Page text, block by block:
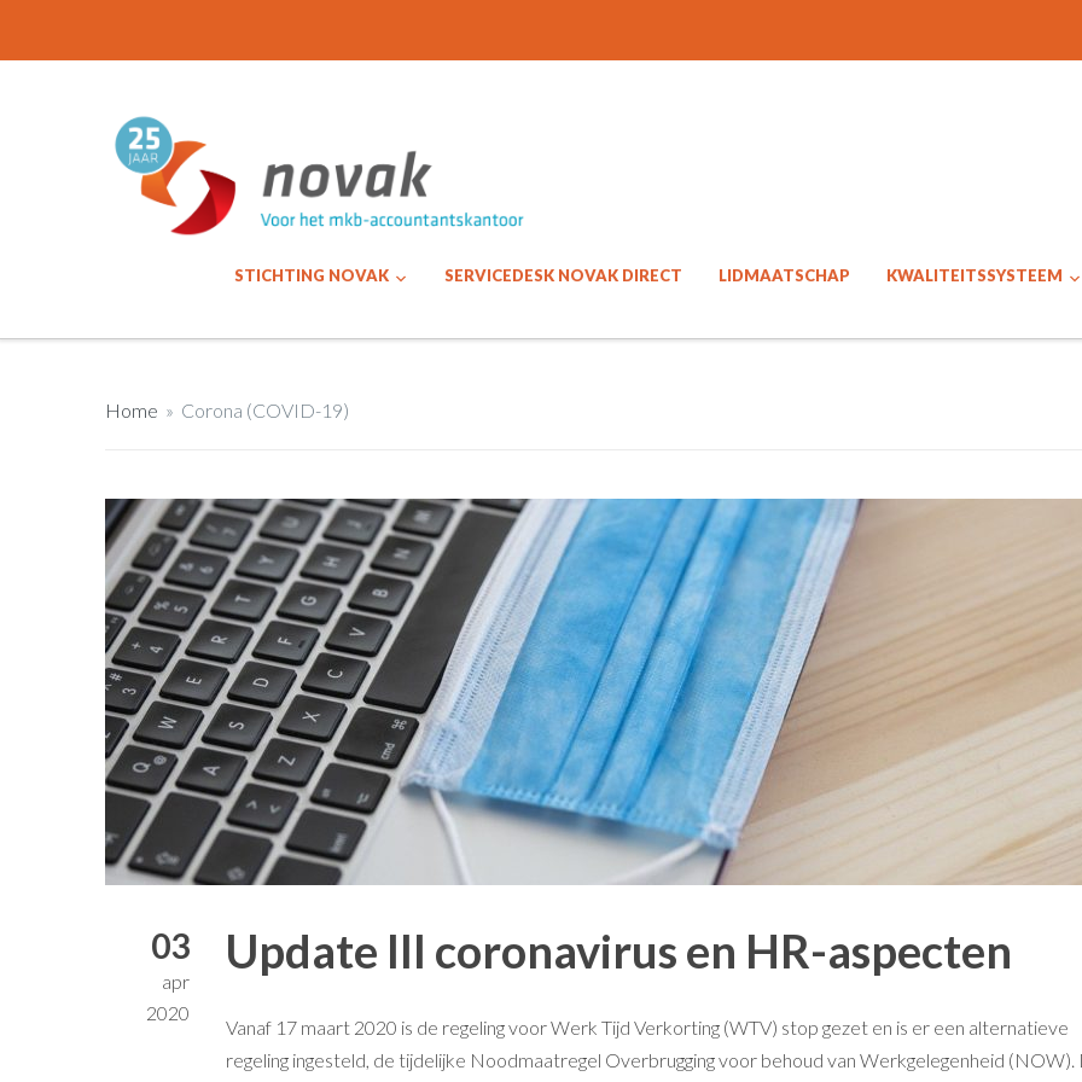
STICHTING NOVAK SERVICEDESK NOVAK DIRECT LIDMAATSCHAP KWALITEITSSYSTEEM
Home » Corona (COVID-19)
03
apr
2020
Update III coronavirus en HR-aspecten
Vanaf 17 maart 2020 is de regeling voor Werk Tijd Verkorting (WTV) stop gezet en is er een alternatieve
regeling ingesteld, de tijdelijke Noodmaatregel Overbrugging voor behoud van Werkgelegenheid (NOW).